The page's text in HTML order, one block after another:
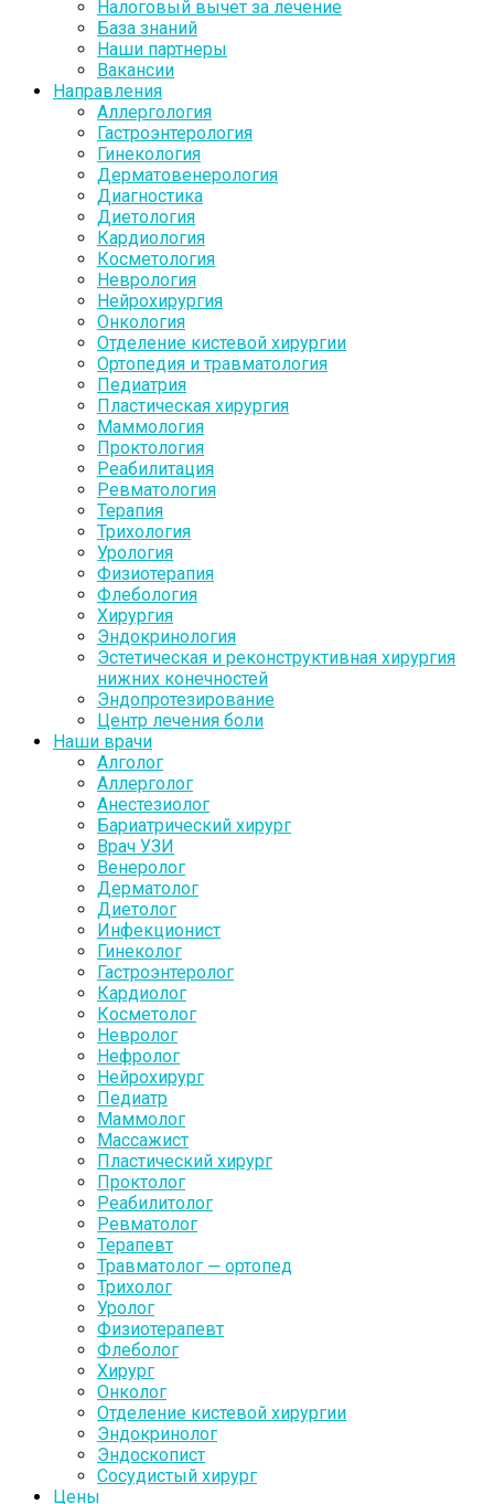
Налоговый вычет за лечение
База знаний
Наши партнеры
Вакансии
Направления
Аллергология
Гастроэнтерология
Гинекология
Дерматовенерология
Диагностика
Диетология
Кардиология
Косметология
Неврология
Нейрохирургия
Онкология
Отделение кистевой хирургии
Ортопедия и травматология
Педиатрия
Пластическая хирургия
Маммология
Проктология
Реабилитация
Ревматология
Терапия
Трихология
Урология
Физиотерапия
Флебология
Хирургия
Эндокринология
Эстетическая и реконструктивная хирургия
нижних конечностей
Эндопротезирование
Центр лечения боли
Наши врачи
Алголог
Аллерголог
Анестезиолог
Бариатрический хирург
Врач УЗИ
Венеролог
Дерматолог
Диетолог
Инфекционист
Гинеколог
Гастроэнтеролог
Кардиолог
Косметолог
Невролог
Нефролог
Нейрохирург
Педиатр
Маммолог
Массажист
Пластический хирург
Проктолог
Реабилитолог
Ревматолог
Терапевт
Травматолог — ортопед
Трихолог
Уролог
Физиотерапевт
Флеболог
Хирург
Онколог
Отделение кистевой хирургии
Эндокринолог
Эндоскопист
Сосудистый хирург
Цены